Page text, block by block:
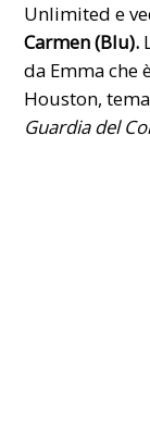
Unlimited e
Carmen (Blu).
da Emma che
Houston,
Guardia del